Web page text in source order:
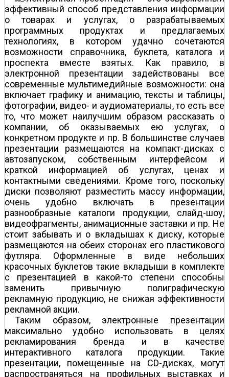
эффективный способ представления информации
о товарах и услугах, о разрабатываемых
программных продуктах и предлагаемых
технологиях, в котором удачно сочетаются
возможности справочника, буклета, каталога и
проспекта вместе взятых. Как правило, в
электронной презентации задействованы все
современные мультимедийные возможности: она
включает графику и анимацию, тексты и таблицы,
фотографии, видео- и аудиоматериалы, то есть все
то, что может наилучшим образом рассказать о
компании, об оказываемых ею услугах, о
конкретном продукте и пр. В большинстве случаев
презентации размещаются на компакт-дисках с
автозапуском, собственным интерфейсом и
краткой информацией об услугах, ценах и
контактными сведениями. Кроме того, поскольку
диски позволяют разместить массу информации,
очень удобно включать в презентации
разнообразные каталоги продукции, слайд-шоу,
видеофрагменты, анимационные заставки и пр. Не
стоит забывать и о вкладышах к диску, которые
размещаются на обеих сторонах его пластикового
футляра. Оформленные в виде небольших
красочных буклетов такие вкладыши в комплекте
с презентацией в какой-то степени способны
заменить привычную полиграфическую
рекламную продукцию, не снижая эффективности
рекламной акции.
Таким образом, электронные презентации
максимально удобно использовать в целях
рекламирования бренда и в качестве
интерактивного каталога продукции. Такие
презентации, помещенные на CD-дисках, могут
распространяться на профильных выставках и